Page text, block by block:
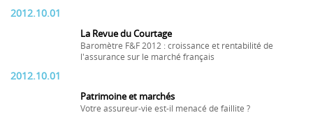
2012.10.01
La Revue du Courtage
Baromètre F&F 2012 : croissance et rentabilité de
l'assurance sur le marché français
2012.10.01
Patrimoine et marchés
Votre assureur-vie est-il menacé de faillite ?